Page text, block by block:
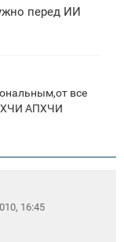
перед ИИ
все
АПХЧИ
16:45